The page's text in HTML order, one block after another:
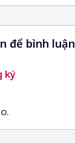
để bình luận
ký